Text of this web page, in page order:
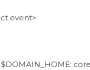
event>